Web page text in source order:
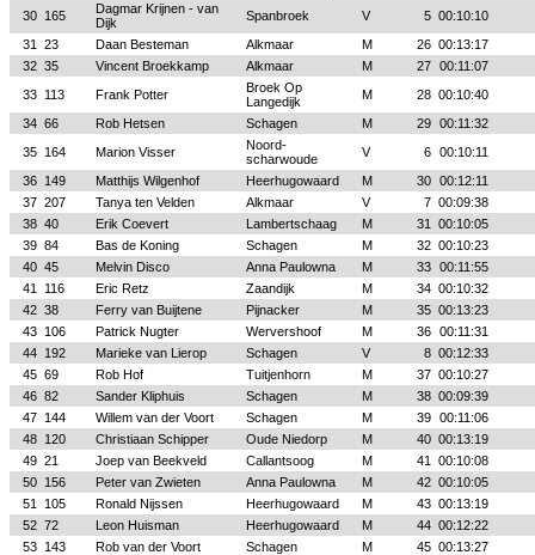
30 165
Dagmar Krijnen - van
Dijk
Spanbroek V 5 00:10:10
31
23 Daan Besteman Alkmaar M 26 00:13:17
32 35 Vincent Broekkamp Alkmaar M 27 00:11:07
33 113 Frank Potter
Broek Op
Langedijk
M 28 00:10:40
34 66 Rob Hetsen Schagen M 29 00:11:32
35 164 Marion Visser
Noord-
scharwoude
V 6 00:10:11
36 149 Matthijs Wilgenhof Heerhugowaard M 30 00:12:11
37 207 Tanya ten Velden Alkmaar V 7 00:09:38
38 40 Erik Coevert Lambertschaag M 31
00:10:05
39 84 Bas de Koning Schagen M 32 00:10:23
40 45 Melvin Disco Anna Paulowna M 33 00:11:55
41
116 Eric Retz Zaandijk M 34 00:10:32
42 38 Ferry van Buijtene Pijnacker M 35 00:13:23
43 106 Patrick Nugter Wervershoof M 36 00:11:31
44 192 Marieke van Lierop Schagen V 8 00:12:33
45 69 Rob Hof Tuitjenhorn M 37 00:10:27
46 82 Sander Kliphuis Schagen M 38 00:09:39
47 144 Willem van der Voort Schagen M 39 00:11:06
48 120 Christiaan Schipper Oude Niedorp M 40 00:13:19
49 21 Joep van Beekveld Callantsoog M 41
00:10:08
50 156 Peter van Zwieten Anna Paulowna M 42 00:10:05
51
105 Ronald Nijssen Heerhugowaard M 43 00:13:19
52 72 Leon Huisman Heerhugowaard M 44 00:12:22
53 143 Rob van der Voort Schagen M 45 00:13:27